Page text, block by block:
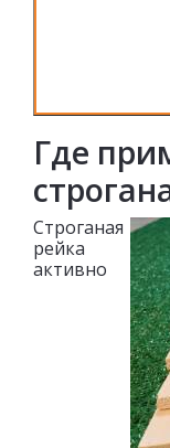
Где
Строганая
рейка
активно